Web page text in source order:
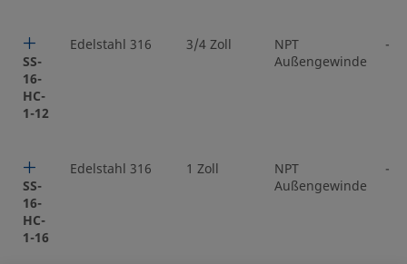
SS-
16-
HC-
1-12
Edelstahl 316 3/4 Zoll
NPT
Außengewinde
-
SS-
16-
HC-
1-16
Edelstahl 316 1 Zoll
NPT
Außengewinde
-